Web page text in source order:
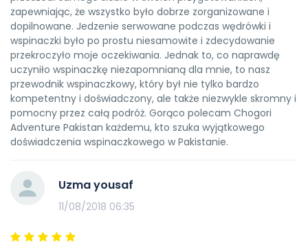
Buff
Buff lub szalik jest niezbędny do ochrony
przed słońcem i kurzem
Okulary przeciwsłoneczneDwa zestawy
wysokiej jakości okularów przeciwsłonecznych.
Gogle narciarskie lub okulary śnieżne
Polaryzowane gogle narciarskie są
obowiązkowe.
Krem przeciwsłoneczny Krem
Balsam do ust Dobrej jakości balsam do ust,
aby chronić przed poparzeniami słonecznymi i
Górna część ciała:
zapewniając, że wszystko było dobrze zorganizowane i
dopilnowane. Jedzenie serwowane podczas wędrówki i
wspinaczki było po prostu niesamowite i zdecydowanie
przekroczyło moje oczekiwania. Jednak to, co naprawdę
uczyniło wspinaczkę niezapomnianą dla mnie, to nasz
przewodnik wspinaczkowy, który był nie tylko bardzo
kompetentny i doświadczony, ale także niezwykle skromny i
pomocny przez całą podróż. Gorąco polecam Chogori
Adventure Pakistan każdemu, kto szuka wyjątkowego
doświadczenia wspinaczkowego w Pakistanie.
Uzma yousaf
11/08/2018 06:35